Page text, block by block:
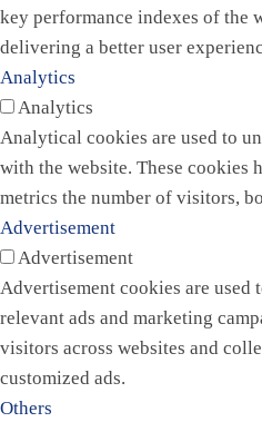
key performance indexes of the
delivering a better user
Analytics
Analytics
Analytical cookies are used to
with the website. These cookies
metrics the number of visitors,
Advertisement
Advertisement
Advertisement cookies are
relevant ads and marketing
visitors across websites and
customized ads.
Others